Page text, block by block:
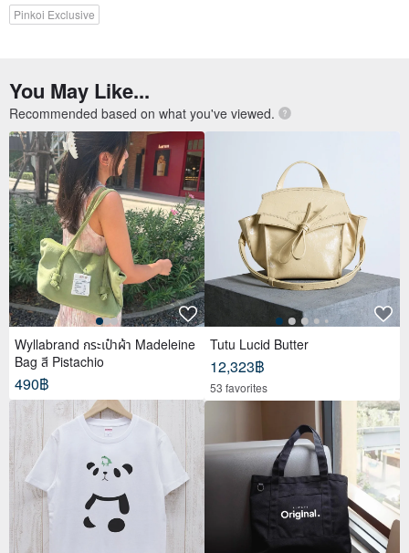
Pinkoi Exclusive
You May Like...
Recommended based on what you've viewed.
Wyllabrand กระเป๋าผ้า Madeleine
Bag สี Pistachio
490฿
Tutu Lucid Butter
12,323฿
53 favorites